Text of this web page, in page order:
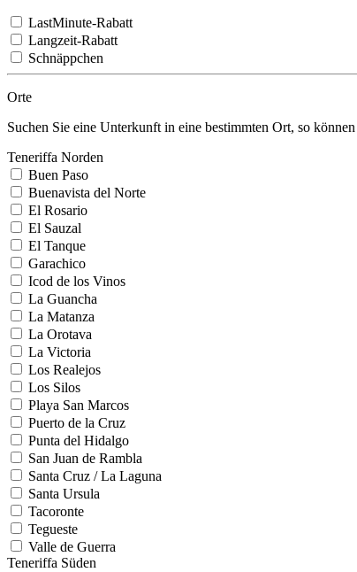
LastMinute-Rabatt
Langzeit-Rabatt
Schnäppchen
Orte
Suchen Sie eine Unterkunft in eine bestimmten Ort, so
Teneriffa Norden
Buen Paso
Buenavista del Norte
El Rosario
El Sauzal
El Tanque
Garachico
Icod de los Vinos
La Guancha
La Matanza
La Orotava
La Victoria
Los Realejos
Los Silos
Playa San Marcos
Puerto de la Cruz
Punta del Hidalgo
San Juan de Rambla
Santa Cruz / La Laguna
Santa Ursula
Tacoronte
Tegueste
Valle de Guerra
Teneriffa Süden